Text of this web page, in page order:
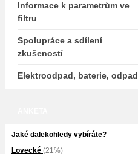
Informace k parametrům ve
filtru
Spolupráce a sdílení
zkušeností
Elektroodpad, baterie, odpad
Jaké dalekohledy vybíráte?
Lovecké (21%)